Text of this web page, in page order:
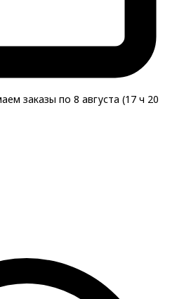
заказы по 8 августа (17 ч 20